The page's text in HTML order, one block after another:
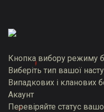
Кнопка вибору режиму
Виберіть тип вашої
Випадкових і кланових
Акаунт
Перевіряйте статус